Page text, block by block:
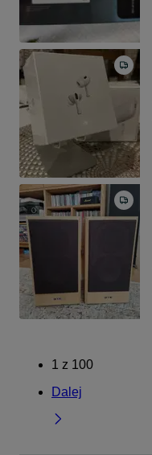
1 z 100
Dalej